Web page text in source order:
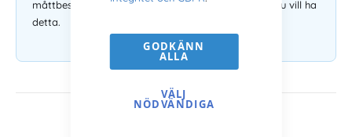
GODKÄNN
ALLA
VÄLJ
NÖDVÄNDIGA
måttbeställda ramar med glas och bakstycke om du vill ha
detta.